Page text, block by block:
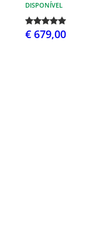
DISPONÍVEL
€ 679,00